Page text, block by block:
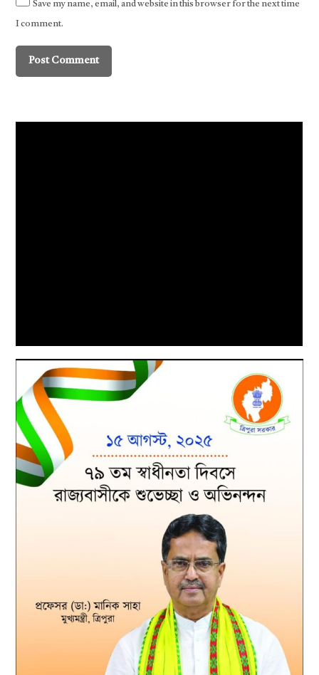
Save my name, email, and website in this browser for the next time
I comment.